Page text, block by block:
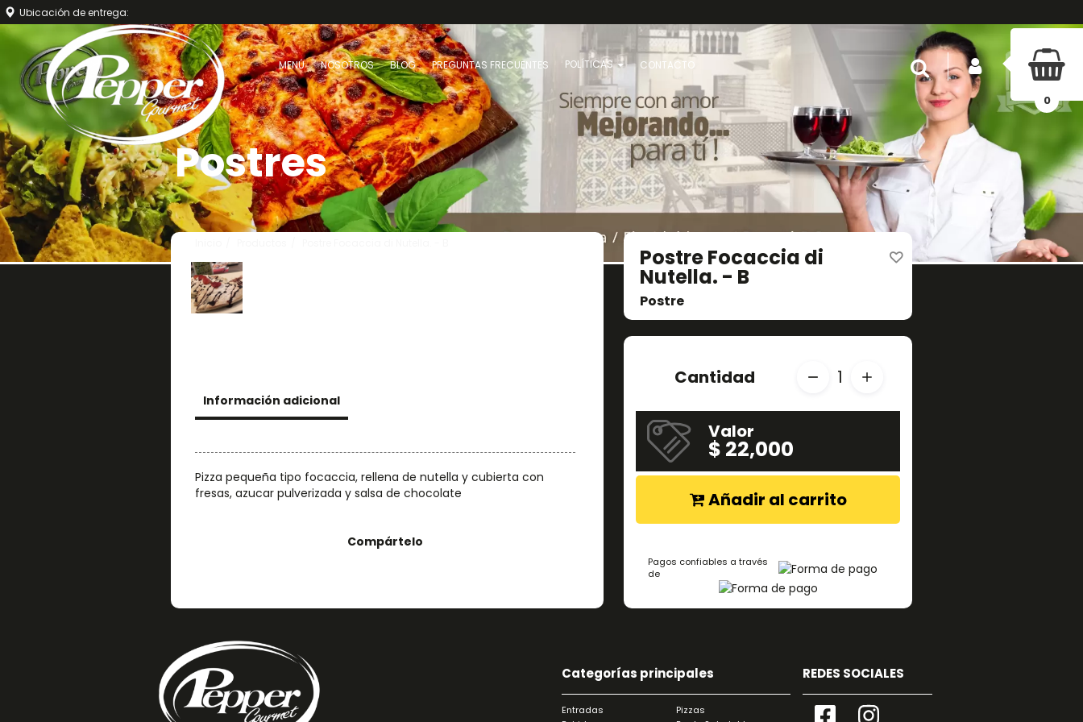
Ubicación de entrega:
MENÚ NOSOTROS BLOG PREGUNTAS FRECUENTES POLÍTICAS CONTACTO INICIAR SESIÓN
Buscar
0
Postres
Información adicional
Pizza pequeña tipo focaccia, rellena de nutella y cubierta con
fresas, azucar pulverizada y salsa de chocolate
Compártelo
Postre Focaccia di
Nutella. - B
Postre
Cantidad 1
Valor
$ 22,000
Añadir al carrito
Pagos confiables a través
de
Categorías principales
Entradas
Pizzas
REDES SOCIALES